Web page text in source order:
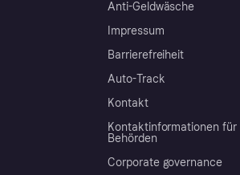
Anti-Geldwäsche
Impressum
Barrierefreiheit
Auto-Track
Kontakt
Kontaktinformationen für
Behörden
Corporate governance